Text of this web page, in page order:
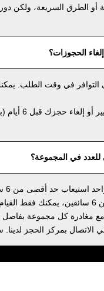
أو الطرق السريعة، ولكن
الحجوزات؟
التوافر في وقت الطلب.
ومع ذلك،
للعدد في المجموعة؟
حد أقصى من 6 سائقين في المجموعة.
إذا كانت مجموعتك تضم أكثر من 6
مغادرة كل مجموعة بفاصل
الاتصال بمركز الحجز